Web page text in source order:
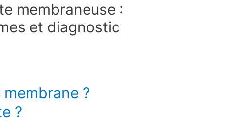
membraneuse :
et diagnostic
membrane ?
?